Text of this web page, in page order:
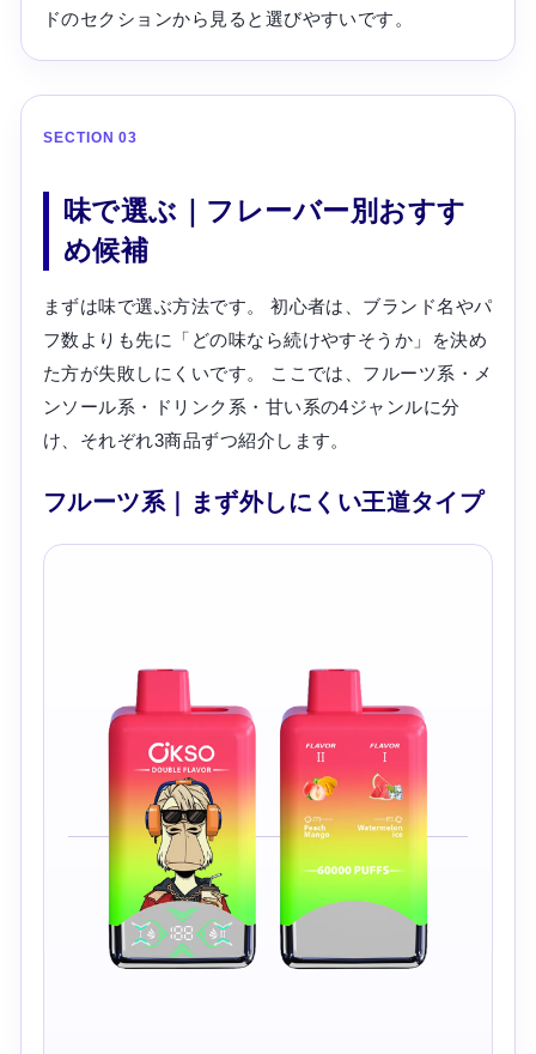
ドのセクションから見ると選びやすいです。
SECTION 03
味で選ぶ｜フレーバー別おすす
め候補
まずは味で選ぶ方法です。 初心者は、ブランド名やパ
フ数よりも先に「どの味なら続けやすそうか」を決め
た方が失敗しにくいです。 ここでは、フルーツ系・メ
ンソール系・ドリンク系・甘い系の4ジャンルに分
け、それぞれ3商品ずつ紹介します。
フルーツ系｜まず外しにくい王道タイプ